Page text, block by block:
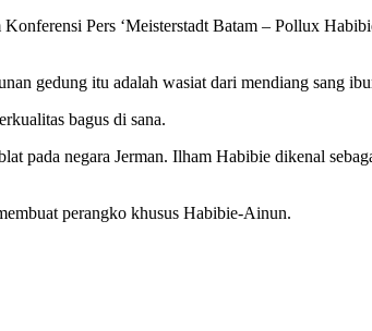
Pers ‘Meisterstadt Batam – Pollux
gedung itu adalah wasiat dari mendiang sang
bagus di sana.
pada negara Jerman. Ilham Habibie dikenal
perangko khusus Habibie-Ainun.